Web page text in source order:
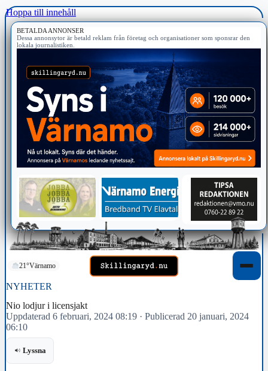
Hoppa till innehåll
BETALDA ANNONSER
Dessa annonsytor är betald reklam från företag och organisationer som sponsrar den
lokala journalistiken.
21°Värnamo
NYHETER
Nio lodjur i licensjakt
Uppdaterad 6 februari, 2024 08:19 · Publicerad 20 januari, 2024
06:10
Lyssna